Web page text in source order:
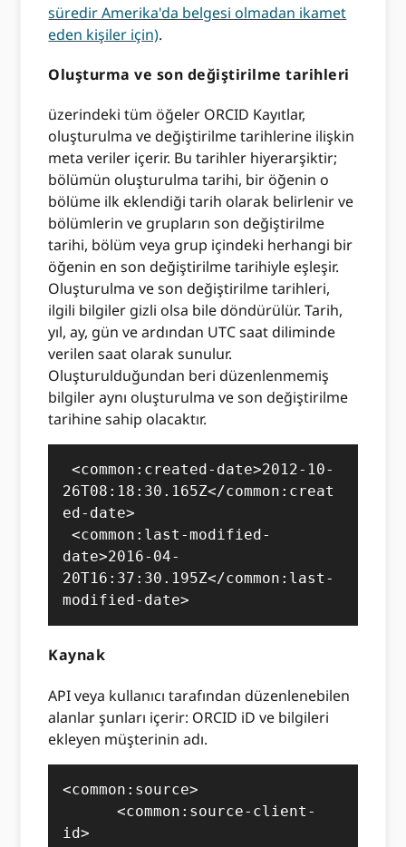
süredir Amerika'da belgesi olmadan ikamet
eden kişiler için).
Oluşturma ve son değiştirilme tarihleri
üzerindeki tüm öğeler ORCID Kayıtlar,
oluşturulma ve değiştirilme tarihlerine ilişkin
meta veriler içerir. Bu tarihler hiyerarşiktir;
bölümün oluşturulma tarihi, bir öğenin o
bölüme ilk eklendiği tarih olarak belirlenir ve
bölümlerin ve grupların son değiştirilme
tarihi, bölüm veya grup içindeki herhangi bir
öğenin en son değiştirilme tarihiyle eşleşir.
Oluşturulma ve son değiştirilme tarihleri,
ilgili bilgiler gizli olsa bile döndürülür. Tarih,
yıl, ay, gün ve ardından UTC saat diliminde
verilen saat olarak sunulur.
Oluşturulduğundan beri düzenlenmemiş
bilgiler aynı oluşturulma ve son değiştirilme
tarihine sahip olacaktır.
<common:created-date>2012-10-
26T08:18:30.165Z</common:creat
ed-date>
<common:last-modified-
date>2016-04-
20T16:37:30.195Z</common:last-
modified-date>
Kaynak
API veya kullanıcı tarafından düzenlenebilen
alanlar şunları içerir: ORCID iD ve bilgileri
ekleyen müşterinin adı.
<common:source>
      <common:source-client-
id>